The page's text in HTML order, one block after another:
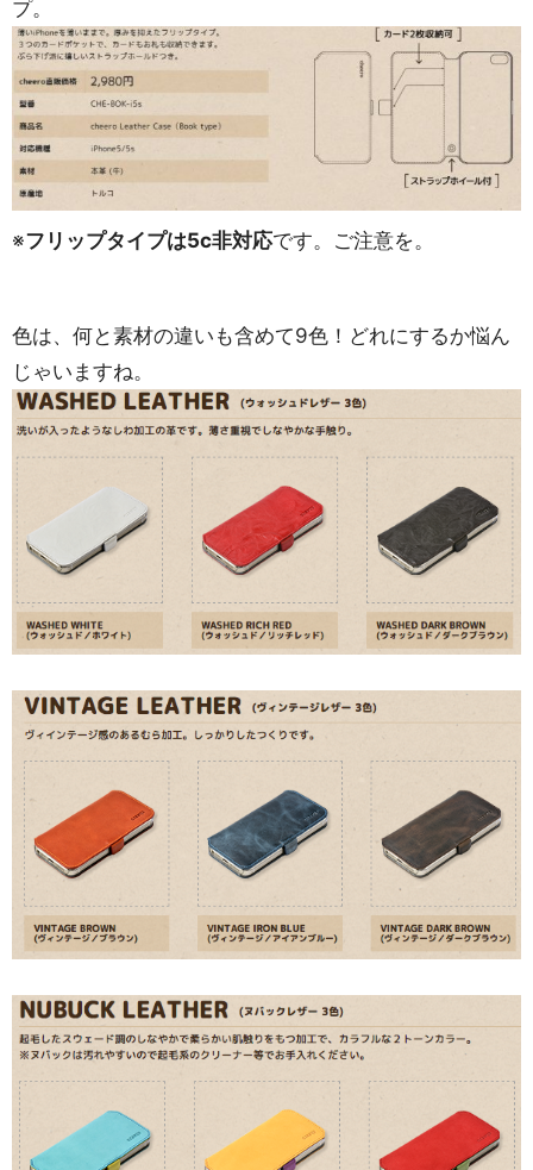
プ。
※フリップタイプは5c非対応です。ご注意を。
色は、何と素材の違いも含めて9色！どれにするか悩ん
じゃいますね。